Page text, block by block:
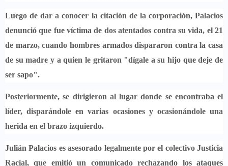
Luego de dar a conocer la citación de la corporación, Palacios
denunció que fue víctima de dos atentados contra su vida, el 21
de marzo, cuando hombres armados dispararon contra la casa
de su madre y a quien le gritaron "dígale a su hijo que deje de
ser sapo".
Posteriormente, se dirigieron al lugar donde se encontraba el
líder,disparándole en varias ocasiones y ocasionándole una
herida en el brazo izquierdo.
Julián Palacios es asesorado legalmente por el colectivo Justicia
Racial, que emitió un comunicadorechazando los ataques